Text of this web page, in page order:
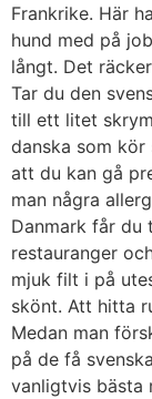
Frankrike. Här
hund med på
långt. Det
Tar du den
till ett litet
danska som kör
att du kan gå
man några
Danmark får du
restauranger
mjuk filt i på
skönt. Att hitta
Medan man
på de få
vanligtvis bästa